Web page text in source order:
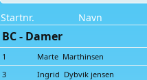
Startnr. Navn
BC - Damer
1 Marte Marthinsen
3
Ingrid Dybvik jensen